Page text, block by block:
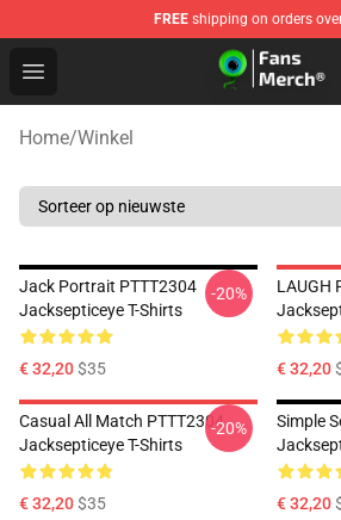
FREE shipping on orders
Open menu
Jacksepticeye Store - Official
Home/Winkel
Jack Portrait PTTT2304
Jacksepticeye T-Shirts
€ 32,20$35
-20%
LAUGH
€ 32,20
Casual All Match PTTT2304
Jacksepticeye T-Shirts
€ 32,20$35
-20%
Simple
€ 32,20